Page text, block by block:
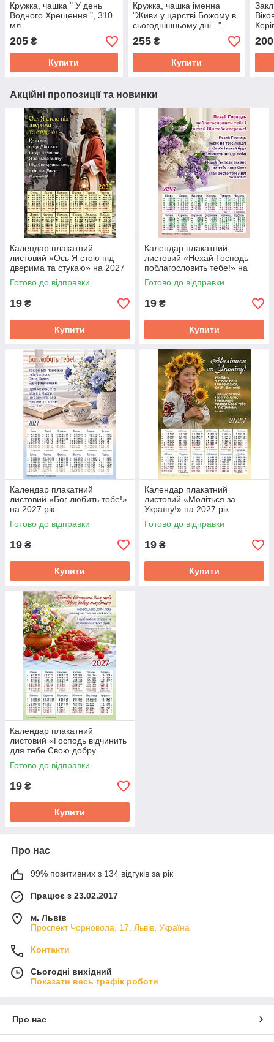
Кружка, чашка " У день
Водного Хрещення ", 310
мл.
205 ₴
Купити
Кружка, чашка іменна
"Живи у царстві Божому в
сьогоднішньому дні...",
310 мл. Можемо написати
потрібне ім'я.
255₴
Купити
200
Акційні пропозиції та новинки
Календар плакатний
листовий «Ось Я стою під
дверима та стукаю» на 2027
рік
Готово до відправки
19 ₴
Купити
Календар плакатний
листовий «Нехай Господь
поблагословить тебе!» на
2027 рік
Готово до відправки
19 ₴
Купити
Календар плакатний
листовий «Бог любить тебе!»
на 2027 рік
Готово до відправки
19 ₴
Купити
Календар плакатний
листовий «Моліться за
Україну!» на 2027 рік
Готово до відправки
19 ₴
Купити
Календар плакатний
листовий «Господь відчинить
для тебе Свою добру
скарбницю» на 2027 рік
Готово до відправки
19 ₴
Купити
Про нас
99% позитивних з 134 відгуків за рік
Працює з 23.02.2017
м. Львів
Проспект Чорновола, 17, Львів, Україна
Контакти
Сьогодні вихідний
Показати весь графік роботи
Про нас